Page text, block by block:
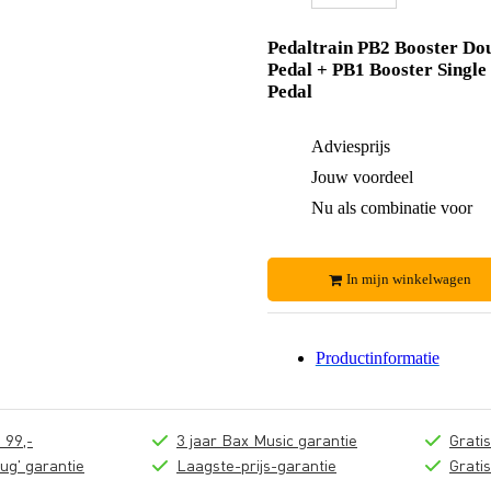
Pedaltrain PB2 Booster
Pedal + PB1 Booster Single
Pedal
Adviesprijs
Jouw voordeel
Nu als combinatie voor
In mijn winkelwagen
Productinformatie
99,-
garantie
3 jaar Bax Music garantie
Laagste-prijs-garantie